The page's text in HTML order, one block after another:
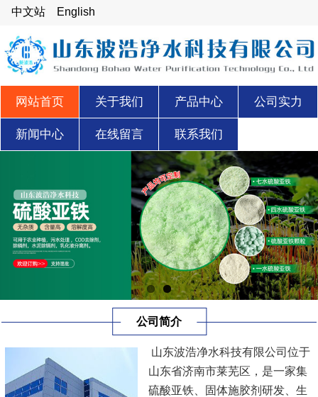
中文站 English
网站首页 关于我们 产品中心 公司实力
新闻中心 在线留言 联系我们
公司简介
山东波浩净水科技有限公司位于
山东省济南市莱芜区，是一家集
硫酸亚铁、固体施胶剂研发、生